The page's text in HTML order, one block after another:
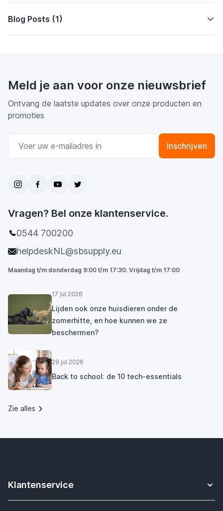
Blog Posts (1)
Meld je aan voor onze nieuwsbrief
Ontvang de laatste updates over onze producten en
promoties
Inschrijven
Vragen? Bel onze klantenservice.
0544 700200
helpdeskNL@sbsupply.eu
Maandag t/m donderdag 9:00 t/m 17:30. Vrijdag t/m 17:00
17 jul 2026
Lijden ook onze huisdieren onder de
zomerhitte, en hoe kunnen we ze
beschermen?
29 jul 2026
Back to school: de 10 tech-essentials
Zie alles
Klantenservice